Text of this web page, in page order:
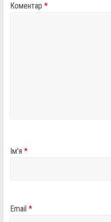
Коментар *
Ім'я *
Email *